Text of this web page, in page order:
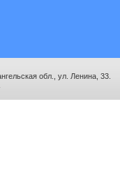
обл., ул. Ленина, 33.